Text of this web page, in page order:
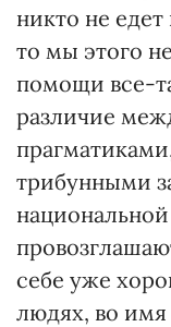
никто не
то мы этого
помощи все-
различие
трибунными
себе уже
людях, во